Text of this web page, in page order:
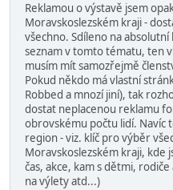
Reklamou o výstavě jsem
Moravskoslezském kraji -
všechno. Sdíleno na
seznam v tomto tématu, ten
musím mít samozřejmě
Pokud někdo má vlastní
Robbed a mnozí jiní), tak
dostat neplacenou reklamu
obrovskému počtu lidí. Navíc
region - viz. klíč pro výběr
Moravskoslezském kraji, kde
čas, akce, kam s dětmi,
na výlety atd...)